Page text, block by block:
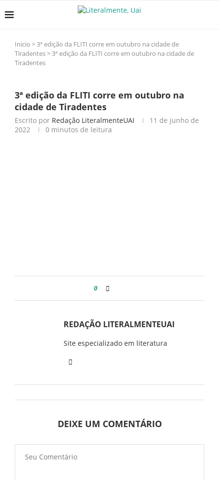
Início >3ª edição da FLITI corre em outubro na cidade de
Tiradentes>3ª edição da FLITI corre em outubro na cidade de
Tiradentes
3ª edição da FLITI corre em outubro na
cidade de Tiradentes
Escrito por Redação LiteralmenteUAI
11 de junho de
2022
0 minutos de leitura
0
REDAÇÃO LITERALMENTEUAI
Site especializado em literatura
DEIXE UM COMENTÁRIO